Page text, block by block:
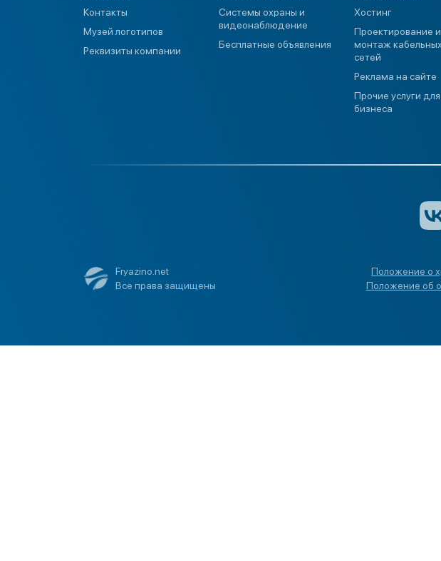
Контакты
Музей логотипов
Реквизиты компании
Системы охраны и
видеонаблюдение
Бесплатные объявления
Хостинг
Проектирование и
монтаж кабельных
сетей
Реклама на сайте
Прочие услуги для
бизнеса
Fryazino.net
Все права защищены
Положение о
Положение об